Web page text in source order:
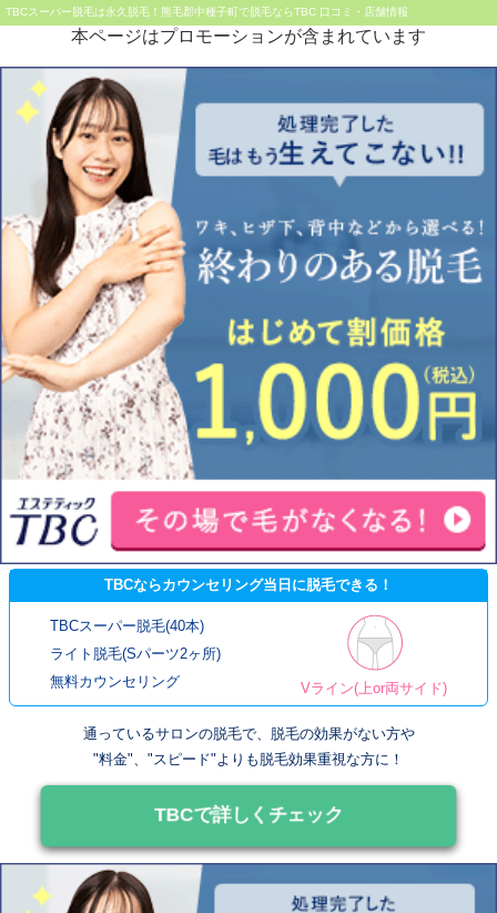
TBCスーパー脱毛は永久脱毛！熊毛郡中種子町で脱毛ならTBC 口コミ・店舗情報
本ページはプロモーションが含まれています
TBCならカウンセリング当日に脱毛できる！
TBCスーパー脱毛(40本)
ライト脱毛(Sパーツ2ヶ所)
無料カウンセリング
Vライン(上or両サイド)
通っているサロンの脱毛で、脱毛の効果がない方や
"料金"、"スピード"よりも脱毛効果重視な方に！
TBCで詳しくチェック